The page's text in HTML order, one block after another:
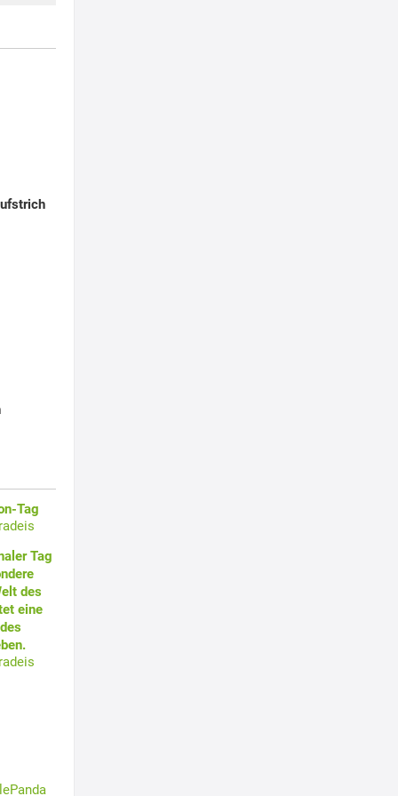
Tag
Tag
des
eine